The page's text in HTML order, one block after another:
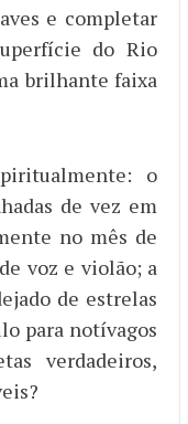
e completar
do Rio
brilhante faixa
o
de vez em
no mês de
voz e violão; a
de estrelas
para notívagos
verdadeiros,